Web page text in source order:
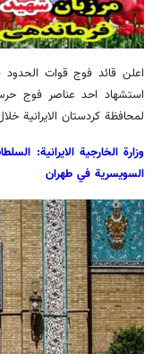
اعلن قائد فوج قوات
استشهاد احد عناصر فوج
لمحافظة كردستان الايرانية
وزارة الخارجية الايرانية:
السويسرية في طهران